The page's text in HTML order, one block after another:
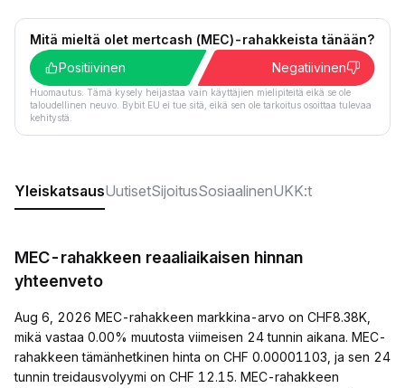
Mitä mieltä olet mertcash (MEC)-rahakkeista tänään?
Positiivinen
Negatiivinen
Huomautus: Tämä kysely heijastaa vain käyttäjien mielipiteitä eikä se ole
taloudellinen neuvo. Bybit EU ei tue sitä, eikä sen ole tarkoitus osoittaa tulevaa
kehitystä.
YleiskatsausUutisetSijoitusSosiaalinenUKK:t
MEC-rahakkeen reaaliaikaisen hinnan
yhteenveto
Aug 6, 2026 MEC-rahakkeen markkina-arvo on CHF8.38K,
mikä vastaa 0.00% muutosta viimeisen 24 tunnin aikana. MEC-
rahakkeen tämänhetkinen hinta on CHF 0.00001103, ja sen 24
tunnin treidausvolyymi on CHF 12.15. MEC-rahakkeen